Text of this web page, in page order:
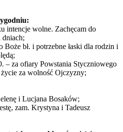
intencje wolne. Zachęcam do
bł. i potrzebne łaski dla rodzin i
– za ofiary Powstania Styczniowego
za wolność Ojczyzny;
i Lucjana Bosaków;
zam. Krystyna i Tadeusz